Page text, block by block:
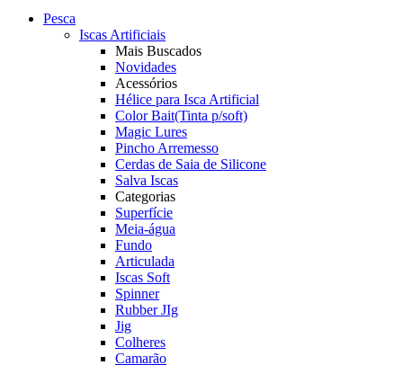
Pesca
Iscas Artificiais
Mais Buscados
Novidades
Acessórios
Hélice para Isca Artificial
Color Bait(Tinta p/soft)
Magic Lures
Pincho Arremesso
Cerdas de Saia de Silicone
Salva Iscas
Categorias
Superfície
Meia-água
Fundo
Articulada
Iscas Soft
Spinner
Rubber JIg
Jig
Colheres
Camarão